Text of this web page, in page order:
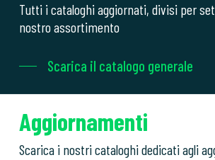
Tutti i cataloghi aggiornati, divisi per
nostro assortimento
Scarica il catalogo generale
Aggiornamenti
Scarica i nostri cataloghi dedicati agli